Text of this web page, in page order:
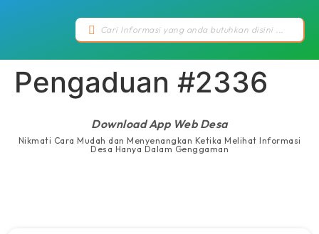
Pengaduan #2336
Download App Web Desa
Nikmati Cara Mudah dan Menyenangkan Ketika Melihat Informasi
Desa Hanya Dalam Genggaman